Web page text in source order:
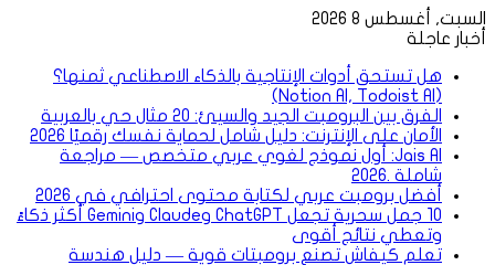
السبت, أغسطس 8 2026
أخبار عاجلة
هل تستحق أدوات الإنتاجية بالذكاء الاصطناعي ثمنها؟
(Notion AI, Todoist AI)
الفرق بين البرومبت الجيد والسيئ: 20 مثال حي بالعربية
الأمان على الإنترنت: دليل شامل لحماية نفسك رقميًا 2026
Jais AI: أول نموذج لغوي عربي متخصص — مراجعة
شاملة .2026
أفضل برومبت عربي لكتابة محتوى احترافي في 2026
10 جمل سحرية تجعل ChatGPT وClaude وGemini أكثر ذكاءً
وتعطي نتائج أقوى
تعلم كيفاش تصنع برومبتات قوية — دليل هندسة